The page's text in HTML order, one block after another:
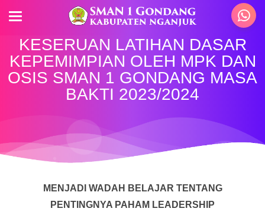
KESERUAN LATIHAN DASAR
KEPEMIMPIAN OLEH MPK DAN
OSIS SMAN 1 GONDANG MASA
BAKTI 2023/2024
MENJADI WADAH BELAJAR TENTANG
PENTINGNYA PAHAM LEADERSHIP